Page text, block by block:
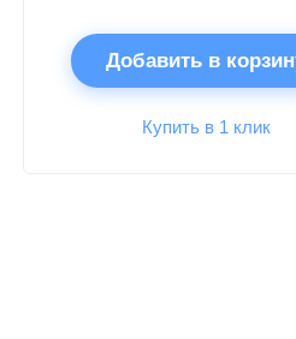
Добавить в
Купить в 1 клик